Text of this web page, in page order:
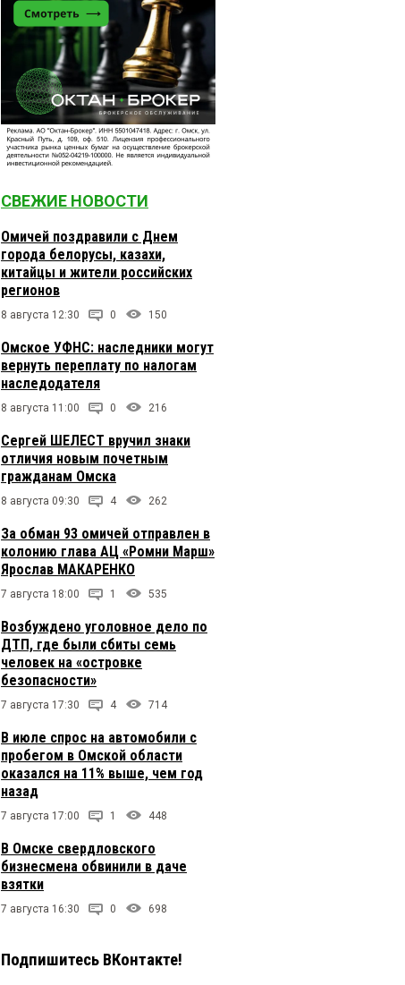
СВЕЖИЕ НОВОСТИ
Омичей поздравили с Днем
города белорусы, казахи,
китайцы и жители российских
регионов
8 августа 12:30 0 150
Омское УФНС: наследники могут
вернуть переплату по налогам
наследодателя
8 августа 11:00 0 216
Сергей ШЕЛЕСТ вручил знаки
отличия новым почетным
гражданам Омска
8 августа 09:30 4 262
За обман 93 омичей отправлен в
колонию глава АЦ «Ромни Марш»
Ярослав МАКАРЕНКО
7 августа 18:00 1 535
Возбуждено уголовное дело по
ДТП, где были сбиты семь
человек на «островке
безопасности»
7 августа 17:30 4 714
В июле спрос на автомобили с
пробегом в Омской области
оказался на 11% выше, чем год
назад
7 августа 17:00 1 448
В Омске свердловского
бизнесмена обвинили в даче
взятки
7 августа 16:30 0 698
Подпишитесь ВКонтакте!